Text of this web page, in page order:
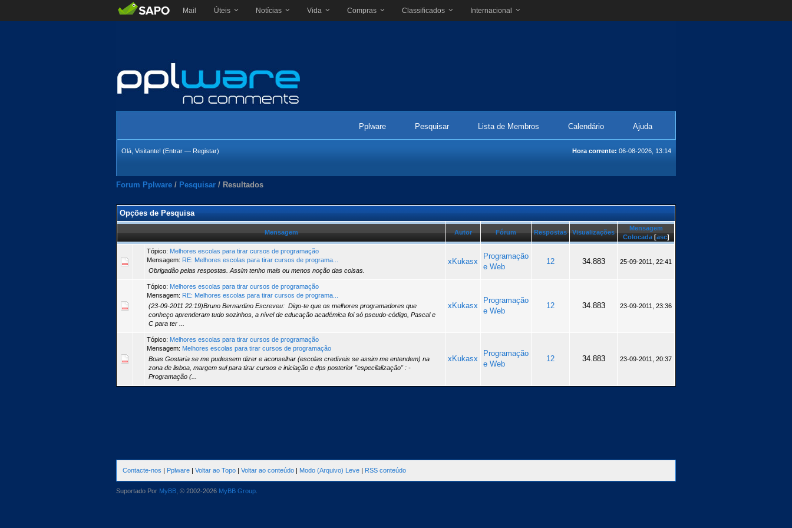
Mail Úteis Notícias Vida Compras Classificados Internacional
Pplware Pesquisar Lista de Membros Calendário Ajuda
Hora corrente: 06-08-2026, 13:14
Olá, Visitante! (Entrar — Registar)
Forum Pplware / Pesquisar / Resultados
Opções de Pesquisa
Mensagem Autor Fórum Respostas Visualizações
Mensagem
Colocada [asc]
Tópico: Melhores escolas para tirar cursos de programação
Mensagem: RE: Melhores escolas para tirar cursos de programa...
Obrigadão pelas respostas. Assim tenho mais ou menos noção das coisas.
xKukasx
Programação
e Web
12 34.883 25-09-2011, 22:41
Tópico: Melhores escolas para tirar cursos de programação
Mensagem: RE: Melhores escolas para tirar cursos de programa...
(23-09-2011 22:19)Bruno Bernardino Escreveu: Digo-te que os melhores programadores que
conheço aprenderam tudo sozinhos, a nível de educação académica foi só pseudo-código, Pascal e
C para ter ...
xKukasx
Programação
e Web
12 34.883 23-09-2011, 23:36
Tópico: Melhores escolas para tirar cursos de programação
Mensagem: Melhores escolas para tirar cursos de programação
Boas Gostaria se me pudessem dizer e aconselhar (escolas crediveis se assim me entendem) na
zona de lisboa, margem sul para tirar cursos e iniciação e dps posterior "especilalização" : -
Programação (...
xKukasx
Programação
e Web
12 34.883 23-09-2011, 20:37
Contacte-nos | Pplware | Voltar ao Topo | Voltar ao conteúdo | Modo (Arquivo) Leve | RSS conteúdo
Suportado Por MyBB , © 2002-2026 MyBB Group